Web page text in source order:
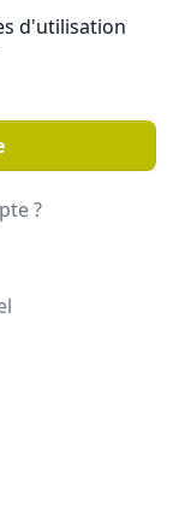
d'utilisation
?